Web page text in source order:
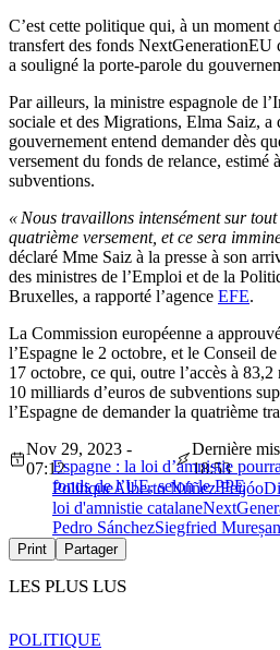
C’est cette politique qui, à un moment
transfert des fonds NextGenerationEU
a souligné la porte-parole du
Par ailleurs, la ministre espagnole de
sociale et des Migrations, Elma Saiz, a
gouvernement entend demander dès
versement du fonds de relance, estimé
subventions.
« Nous travaillons intensément sur
quatrième versement, et ce sera
déclaré Mme Saiz à la presse à son
des ministres de l’Emploi et de la
Bruxelles, a rapporté l’agence EFE.
La Commission européenne a
l’Espagne le 2 octobre, et le Conseil
17 octobre, ce qui, outre l’accès à
10 milliards d’euros de subventions
l’Espagne de demander la quatrième
Espagne : la loi d’amnistie
fonds de l’UE, selon le PPE
Nov 29, 2023 -
07:12
Dernière
18:53
PolitiqueAlberto Núñez Feijóo
loi d'amnistie catalane
Pedro SánchezSiegfried Mureșan
Print Partager
LES PLUS LUS
POLITIQUE